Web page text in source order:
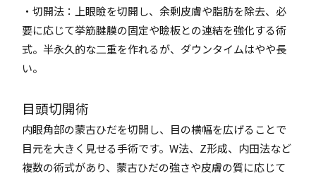
・切開法：上眼瞼を切開し、余剰皮膚や脂肪を除去、必
要に応じて挙筋腱膜の固定や瞼板との連結を強化する術
式。半永久的な二重を作れるが、ダウンタイムはやや長
い。
目頭切開術
内眼角部の蒙古ひだを切開し、目の横幅を広げることで
目元を大きく見せる手術です。W法、Z形成、内田法など
複数の術式があり、蒙古ひだの強さや皮膚の質に応じて